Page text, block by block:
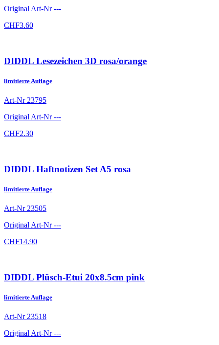
Original Art-Nr---
CHF3.60
DIDDL Lesezeichen 3D rosa/orange
limitierte Auflage
Art-Nr 23795
Original Art-Nr---
CHF2.30
DIDDL Haftnotizen Set A5 rosa
limitierte Auflage
Art-Nr 23505
Original Art-Nr---
CHF14.90
DIDDL Plüsch-Etui 20x8.5cm pink
limitierte Auflage
Art-Nr 23518
Original Art-Nr---